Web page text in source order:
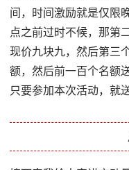
间，时间激励就是仅限
点之前过时不候，那第
现价九块九，然后第三
额，然后前一百个名额
只要参加本次活动，就